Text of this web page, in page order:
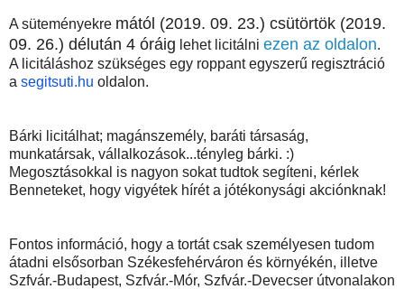
A süteményekre mától (2019. 09. 23.) csütörtök (2019.
09. 26.) délután 4 óráig lehet licitálni ezen az oldalon.
A licitáláshoz szükséges egy roppant egyszerű regisztráció
a segitsuti.hu oldalon.
Bárki licitálhat; magánszemély, baráti társaság,
munkatársak, vállalkozások...tényleg bárki. :)
Megosztásokkal is nagyon sokat tudtok segíteni, kérlek
Benneteket, hogy vigyétek hírét a jótékonysági akciónknak!
Fontos információ, hogy a tortát csak személyesen tudom
átadni elsősorban Székesfehérváron és környékén, illetve
Szfvár.-Budapest, Szfvár.-Mór, Szfvár.-Devecser útvonalakon